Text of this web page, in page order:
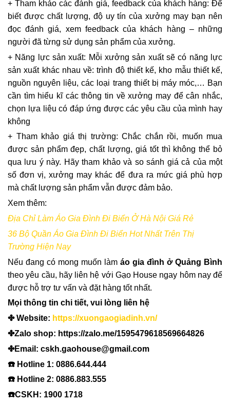
+ Tham khảo các đánh giá, feedback của khách hàng: Để
biết được chất lượng, độ uy tín của xưởng may bạn nên
đọc đánh giá, xem feedback của khách hàng – những
người đã từng sử dụng sản phẩm của xưởng.
+ Năng lực sản xuất: Mỗi xưởng sản xuất sẽ có năng lực
sản xuất khác nhau về: trình độ thiết kế, kho mẫu thiết kế,
nguồn nguyên liệu, các loại trang thiết bị máy móc,… Bạn
cần tìm hiểu kĩ các thông tin về xưởng may để cân nhắc,
chọn lựa liệu có đáp ứng được các yêu cầu của mình hay
không
+ Tham khảo giá thị trường: Chắc chắn rồi, muốn mua
được sản phẩm đẹp, chất lượng, giá tốt thì không thể bỏ
qua lưu ý này. Hãy tham khảo và so sánh giá cả của một
số đơn vị, xưởng may khác để đưa ra mức giá phù hợp
mà chất lượng sản phẩm vẫn được đảm bảo.
Xem thêm:
Địa Chỉ Làm Áo Gia Đình Đi Biển Ở Hà Nội Giá Rẻ
36 Bộ Quần Áo Gia Đình Đi Biển Hot Nhất Trên Thị
Trường Hiện Nay
Nếu đang có mong muốn làm áo gia đình ở Quảng Bình
theo yêu cầu, hãy liên hệ với Gạo House ngay hôm nay để
được hỗ trợ tư vấn và đặt hàng tốt nhất.
Mọi thông tin chi tiết, vui lòng liên hệ
✤ Website: https://xuongaogiadinh.vn/
✤Zalo shop: https://zalo.me/1595479618569664826
✤Email: cskh.gaohouse@gmail.com
☎️ Hotline 1: 0886.644.444
☎️ Hotline 2: 0886.883.555
☎️CSKH: 1900 1718